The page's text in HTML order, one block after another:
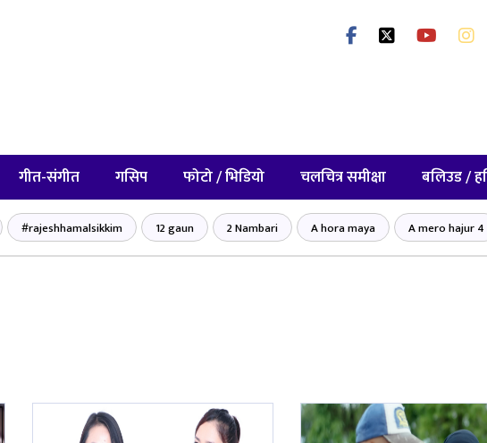
गीत-संगीत गसिप फोटो / भिडियो चलचित्र समीक्षा बलिउड /
#rajeshhamalsikkim 12 gaun 2 Nambari A hora maya A mero hajur 4